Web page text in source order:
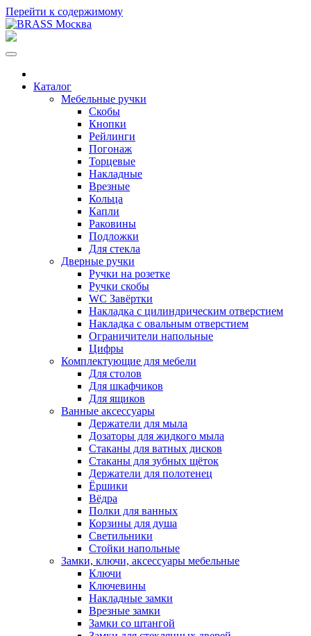
Перейти к содержимому
Каталог
Мебельные ручки
Скобы
Кнопки
Рейлинги
Погонаж
Торцевые
Накладные
Врезные
Кольца
Капли
Раковины
Подложки
Для стекла
Дверные ручки
Ручки на розетке
Ручки скобы
WC Завёртки
Накладка с цилиндрическим отверстием
Накладка с овальным отверстием
Ограничители напольные
Цифры
Комплектующие для мебели
Для столов
Для шкафчиков
Для ящиков
Ванные аксессуары
Держатели для мыла
Дозаторы для жидкого мыла
Стаканы для ватных дисков
Стаканы для зубных щёток
Держатели для полотенец
Ёршики
Вёдра
Полки для ванных
Корзины для душа
Светильники
Стойки напольные
Замки, ключи, аксессуары мебельные
Ключи
Ключевины
Накладные замки
Врезные замки
Замки со штангой